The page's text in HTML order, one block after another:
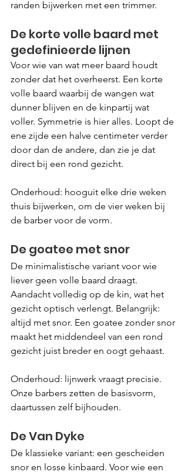
randen bijwerken met een trimmer.
De korte volle baard met
gedefinieerde lijnen
Voor wie van wat meer baard houdt
zonder dat het overheerst. Een korte
volle baard waarbij de wangen wat
dunner blijven en de kinpartij wat
voller. Symmetrie is hier alles. Loopt de
ene zijde een halve centimeter verder
door dan de andere, dan zie je dat
direct bij een rond gezicht.
Onderhoud: hooguit elke drie weken
thuis bijwerken, om de vier weken bij
de barber voor de vorm.
De goatee met snor
De minimalistische variant voor wie
liever geen volle baard draagt.
Aandacht volledig op de kin, wat het
gezicht optisch verlengt. Belangrijk:
altijd met snor. Een goatee zonder snor
maakt het middendeel van een rond
gezicht juist breder en oogt gehaast.
Onderhoud: lijnwerk vraagt precisie.
Onze barbers zetten de basisvorm,
daartussen zelf bijhouden.
De Van Dyke
De klassieke variant: een gescheiden
snor en losse kinbaard. Voor wie een